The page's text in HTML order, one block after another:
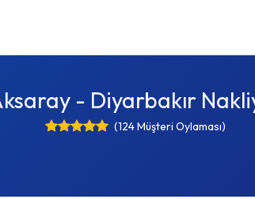
- Diyarbakır
(124 Müşteri Oylaması)